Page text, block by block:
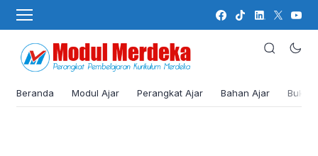
Beranda Modul Ajar Perangkat Ajar Bahan Ajar Buku